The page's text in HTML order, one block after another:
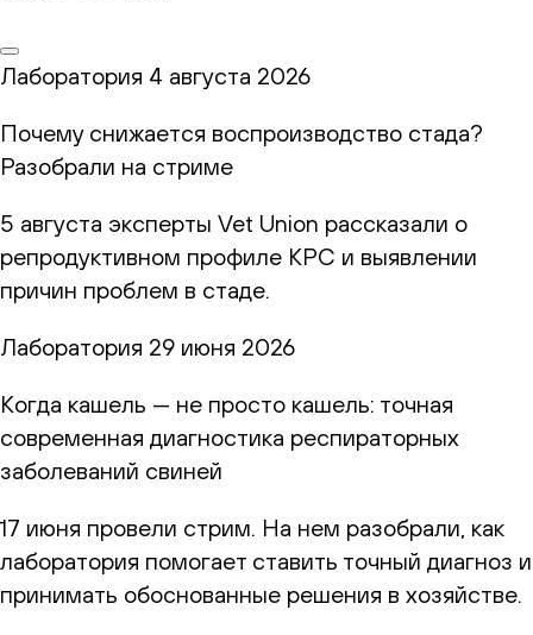
Лаборатория 4 августа 2026
Почему снижается воспроизводство стада?
Разобрали на стриме
5 августа эксперты Vet Union рассказали о
репродуктивном профиле КРС и выявлении
причин проблем в стаде.
Лаборатория 29 июня 2026
Когда кашель — не просто кашель: точная
современная диагностика респираторных
заболеваний свиней
17 июня провели стрим. На нем разобрали, как
лаборатория помогает ставить точный диагноз и
принимать обоснованные решения в хозяйстве.